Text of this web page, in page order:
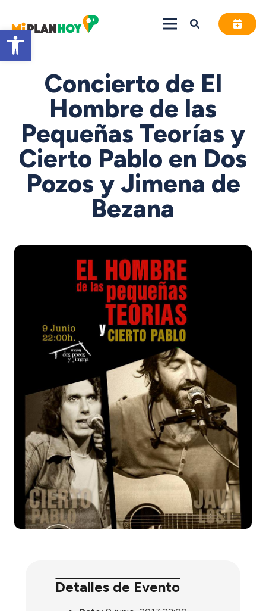
Abrir barra de herramientas
Concierto de El
Hombre de las
Pequeñas Teorías y
Cierto Pablo en Dos
Pozos y Jimena de
Bezana
Detalles de Evento